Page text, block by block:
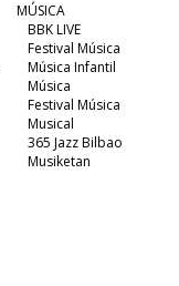
MÚSICA
BBK LIVE
Festival Música
Música Infantil
Música
Festival Música
Musical
365 Jazz Bilbao
Musiketan